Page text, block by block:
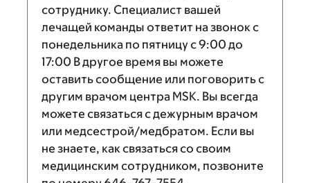
сотруднику. Специалист вашей
лечащей команды ответит на звонок с
понедельника по пятницу с9:00 до
17:00 В другое время вы можете
оставить сообщение или поговорить с
другим врачом центра MSK. Вы всегда
можете связаться с дежурным врачом
или медсестрой/медбратом. Если вы
не знаете, как связаться со своим
медицинским сотрудником, позвоните